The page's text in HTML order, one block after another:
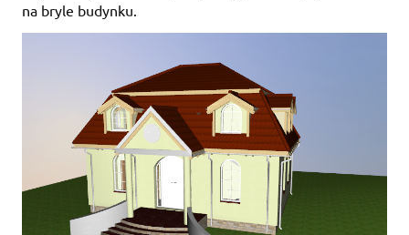
na bryle budynku.